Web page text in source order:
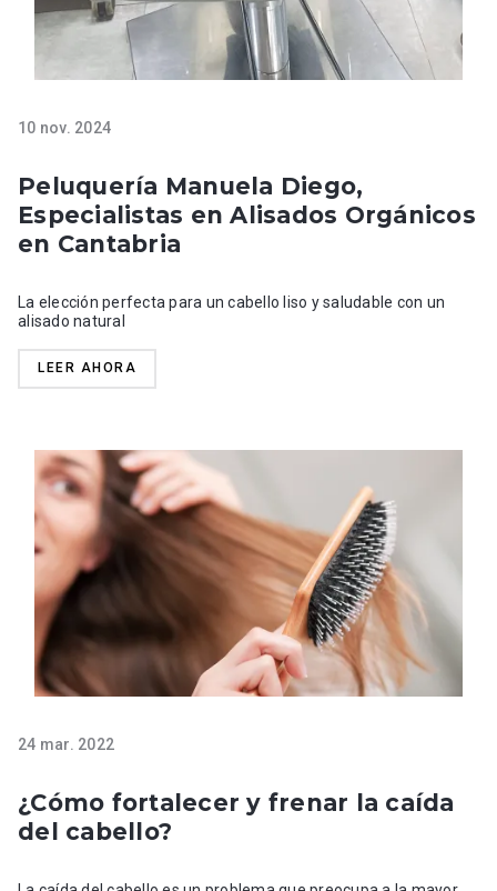
10 nov. 2024
Peluquería Manuela Diego,
Especialistas en Alisados Orgánicos
en Cantabria
La elección perfecta para un cabello liso y saludable con un
alisado natural
LEER AHORA
24 mar. 2022
¿Cómo fortalecer y frenar la caída
del cabello?